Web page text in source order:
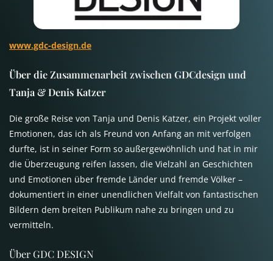
www.gdc-design.de
Über die Zusammenarbeit zwischen GDCdesign und
Tanja & Denis Katzer
Die große Reise von Tanja und Denis Katzer, ein Projekt voller
Emotionen, das ich als Freund von Anfang an mit verfolgen
durfte, ist in seiner Form so außergewöhnlich und hat in mir
die Überzeugung reifen lassen, die Vielzahl an Geschichten
und Emotionen über fremde Länder und fremde Völker –
dokumentiert in einer unendlichen Vielfalt von fantastischen
Bildern dem breiten Publikum nahe zu bringen und zu
vermitteln.
Über GDC DESIGN